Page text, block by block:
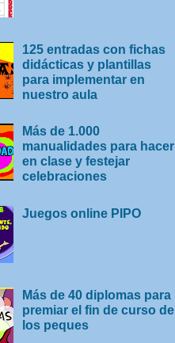
125 entradas con fichas
didácticas y plantillas
para implementar en
nuestro aula
Más de 1.000
manualidades para hacer
en clase y festejar
celebraciones
Juegos online PIPO
Más de 40 diplomas para
premiar el fin de curso de
los peques